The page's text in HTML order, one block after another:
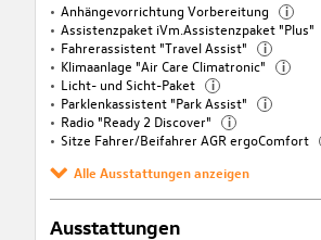
Anhängevorrichtung Vorbereitung i
Assistenzpaket iVm.Assistenzpaket "Plus"
Fahrerassistent "Travel Assist" i
Klimaanlage "Air Care Climatronic"
i
Licht- und Sicht-Paket
i
Parklenkassistent "Park Assist" i
Radio "Ready 2 Discover" i
Sitze Fahrer/Beifahrer AGR ergoComfort
Alle Ausstattungen anzeigen
Ausstattungen